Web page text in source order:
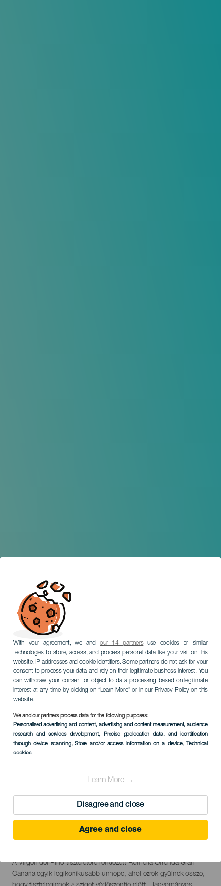
With your agreement, we andour 14 partnersuse cookies or similar
technologies to store, access, and process personal data like your visit on this
website, IP addresses and cookie identifiers. Some partners do not ask for your
consent to process your data and rely on their legitimate business interest. You
can withdraw your consent or object to data processing based on legitimate
interest at any time by clicking on “Learn More” or in our Privacy Policy on this
website.
We and our partners process data for the following purposes:
Personalised advertising and content, advertising and content measurement, audience
research and services development, Precise geolocation data, and identification
through device scanning, Store and/or access information on a device, Technical
cookies
Learn More →
Disagree and close
Agree and close
Romería de La Virgen del
Pino de Teror
GRAN CANARIA
Imagen
Listado
07 September 2026
Descripción
del
evento
A Virgen del Pino tiszteletére rendezett Romería Ofrenda Gran
Canaria egyik legikonikusabb ünnepe, ahol ezrek gyűlnek össze,
hogy tisztelegjenek a sziget védőszentje előtt. Hagyományos